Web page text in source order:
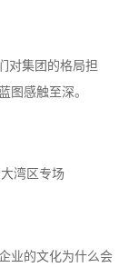
对集团的格局担
图感触至深。
湾区专场
业的文化为什么会